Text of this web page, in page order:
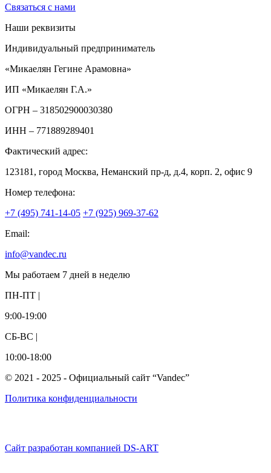
Связаться с нами
Наши реквизиты
Индивидуальный предприниматель
«Микаелян Гегине Арамовна»
ИП «Микаелян Г.А.»
ОГРН – 318502900030380
ИНН – 771889289401
Фактический адрес:
123181, город Москва, Неманский пр-д, д.4, корп. 2, офис 9
Номер телефона:
+7 (495) 741-14-05 +7 (925) 969-37-62
Email:
info@vandec.ru
Мы работаем 7 дней в неделю
ПН-ПТ |
9:00-19:00
СБ-ВС |
10:00-18:00
© 2021 - 2025 - Официальный сайт “Vandec”
Политика конфиденциальности
Сайт разработан компанией DS-ART